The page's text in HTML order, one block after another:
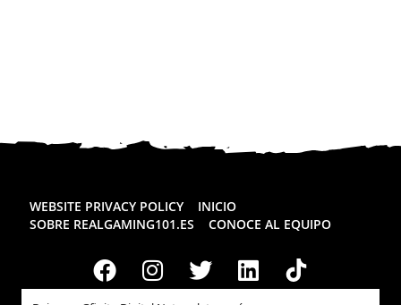
WEBSITE PRIVACY POLICY
INICIO
SOBRE REALGAMING101.ES
CONOCE AL EQUIPO